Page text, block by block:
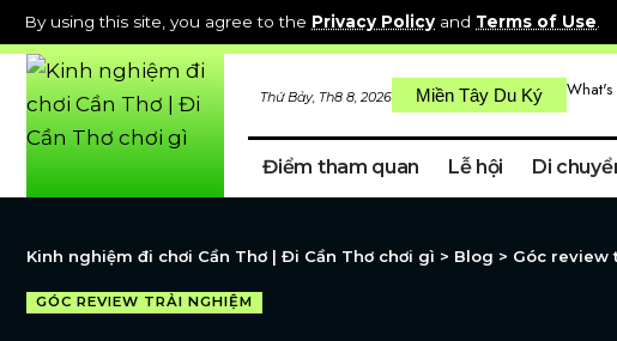
By using this site, you agree to the Privacy Policy and Terms of Use
Thứ Bảy, Th8 8, 2026 Miền Tây Du Ký What's
Điểm tham quan Lễ hội Di
Kinh nghiệm đi chơi Cần Thơ | Đi Cần Thơ chơi gì > Blog > Góc review
GÓC REVIEW TRẢI NGHIỆM